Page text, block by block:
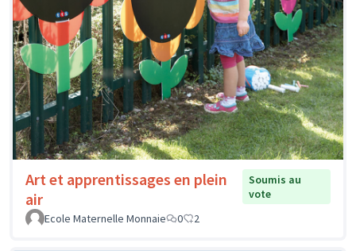
Art et apprentissages en plein
air
Soumis au
vote
Ecole Maternelle Monnaie
0 2